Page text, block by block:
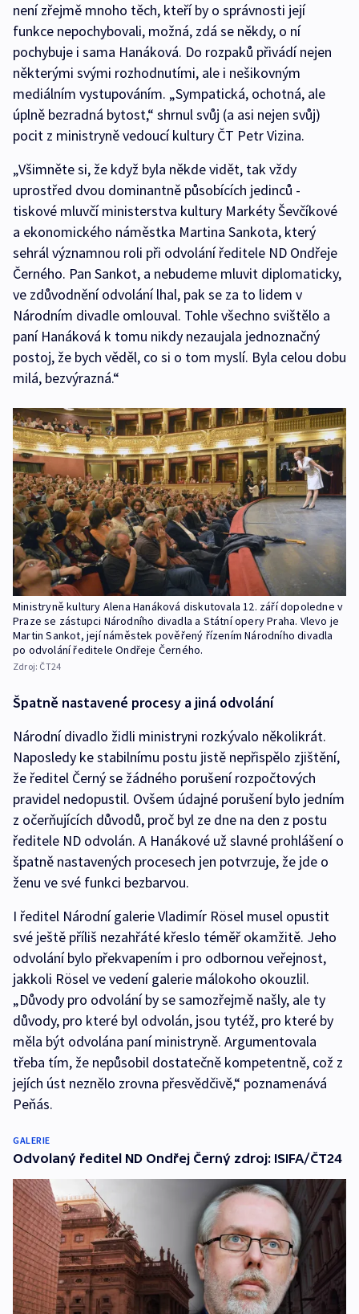
není zřejmě mnoho těch, kteří by o správnosti její
funkce nepochybovali, možná, zdá se někdy, o ní
pochybuje i sama Hanáková. Do rozpaků přivádí nejen
některými svými rozhodnutími, ale i nešikovným
mediálním vystupováním. „Sympatická, ochotná, ale
úplně bezradná bytost,“ shrnul svůj (a asi nejen svůj)
pocit z ministryně vedoucí kultury ČT Petr Vizina.
„Všimněte si, že když byla někde vidět, tak vždy
uprostřed dvou dominantně působících jedinců -
tiskové mluvčí ministerstva kultury Markéty Ševčíkové
a ekonomického náměstka Martina Sankota, který
sehrál významnou roli při odvolání ředitele ND Ondřeje
Černého. Pan Sankot, a nebudeme mluvit diplomaticky,
ve zdůvodnění odvolání lhal, pak se za to lidem v
Národním divadle omlouval. Tohle všechno svištělo a
paní Hanáková k tomu nikdy nezaujala jednoznačný
postoj, že bych věděl, co si o tom myslí. Byla celou dobu
milá, bezvýrazná.“
Ministryně kultury Alena Hanáková diskutovala 12. září dopoledne v
Praze se zástupci Národního divadla a Státní opery Praha. Vlevo je
Martin Sankot, její náměstek pověřený řízením Národního divadla
po odvolání ředitele Ondřeje Černého.
Zdroj: ČT24
Špatně nastavené procesy a jiná odvolání
Národní divadlo židli ministryni rozkývalo několikrát.
Naposledy ke stabilnímu postu jistě nepřispělo zjištění,
že ředitel Černý se žádného porušení rozpočtových
pravidel nedopustil. Ovšem údajné porušení bylo jedním
z očerňujících důvodů, proč byl ze dne na den z postu
ředitele ND odvolán. A Hanákové už slavné prohlášení o
špatně nastavených procesech jen potvrzuje, že jde o
ženu ve své funkci bezbarvou.
I ředitel Národní galerie Vladimír Rösel musel opustit
své ještě příliš nezahřáté křeslo téměř okamžitě. Jeho
odvolání bylo překvapením i pro odbornou veřejnost,
jakkoli Rösel ve vedení galerie málokoho okouzlil.
„Důvody pro odvolání by se samozřejmě našly, ale ty
důvody, pro které byl odvolán, jsou tytéž, pro které by
měla být odvolána paní ministryně. Argumentovala
třeba tím, že nepůsobil dostatečně kompetentně, což z
jejích úst neznělo zrovna přesvědčivě,“ poznamenává
Peňás.
GALERIE
Odvolaný ředitel ND Ondřej Černý zdroj: ISIFA/ČT24